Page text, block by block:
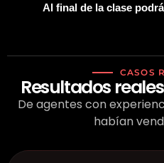
Al final de la clase
CASOS
Resultados
De agentes con
habían